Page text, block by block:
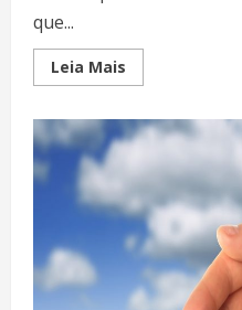
que...
Leia Mais
more
CRISTO
–
Ministério
da